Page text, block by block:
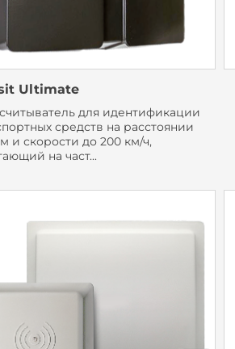
Ultimate
для идентификации
средств на расстоянии
и скорости до 200 км/ч,
на част...